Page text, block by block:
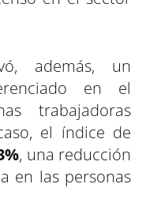
además, un
en el
trabajadoras
el índice de
, una reducción
en las personas